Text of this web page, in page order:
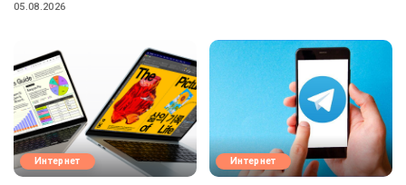
05.08.2026
Интернет Интернет